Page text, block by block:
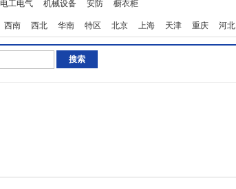
电工电气 机械设备 安防 橱衣柜
西南 西北 华南 特区 北京 上海 天津 重庆 河北
海南 贵州 云南 西藏 陕西 甘肃 青海 宁夏 新疆